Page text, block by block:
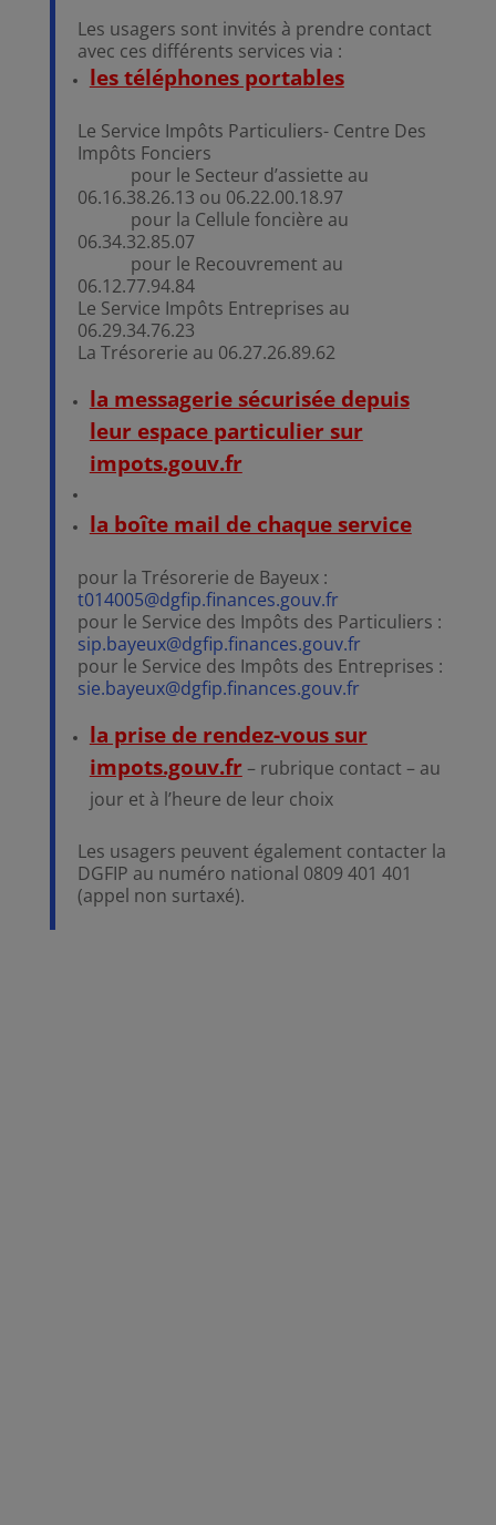
Les usagers sont invités à prendre contact
avec ces différents services via :
les téléphones portables
Le Service Impôts Particuliers- Centre Des
Impôts Fonciers
pour le Secteur d’assiette au
06.16.38.26.13 ou 06.22.00.18.97
pour la Cellule foncière au
06.34.32.85.07
pour le Recouvrement au
06.12.77.94.84
Le Service Impôts Entreprises au
06.29.34.76.23
La Trésorerie au 06.27.26.89.62
la messagerie sécurisée depuis
leur espace particulier sur
impots.gouv.fr
la boîte mail de chaque service
pour la Trésorerie de Bayeux :
t014005@dgfip.finances.gouv.fr
pour le Service des Impôts des Particuliers :
sip.bayeux@dgfip.finances.gouv.fr
pour le Service des Impôts des Entreprises :
sie.bayeux@dgfip.finances.gouv.fr
la prise de rendez-vous sur
impots.gouv.fr – rubrique contact – au
jour et à l’heure de leur choix
Les usagers peuvent également contacter la
DGFIP au numéro national 0809 401 401
(appel non surtaxé).